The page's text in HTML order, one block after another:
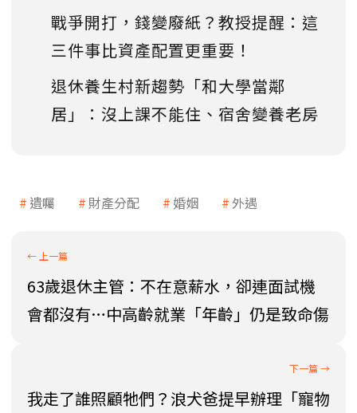
戰爭開打，錢變廢紙？教授提醒：這
三件事比資產配置更重要！
退休養生村新趨勢「和大學當鄰
居」：沒上課不能住、宿舍變養老房
遺囑 財產分配 婚姻 外遇
63歲退休主管：不在意薪水，卻連面試機
會都沒有…中高齡就業「年齡」仍是致命傷
我走了誰照顧牠們？浪犬爸提早辦理「寵物